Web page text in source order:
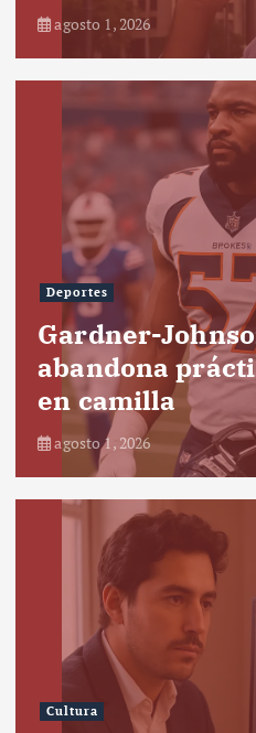
agosto 1, 2026
Deportes
Gardner-
abandona
en camilla
agosto 1, 2026
Cultura